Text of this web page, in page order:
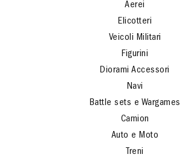
Aerei
Elicotteri
Veicoli Militari
Figurini
Diorami Accessori
Navi
Battle sets e Wargames
Camion
Auto e Moto
Treni